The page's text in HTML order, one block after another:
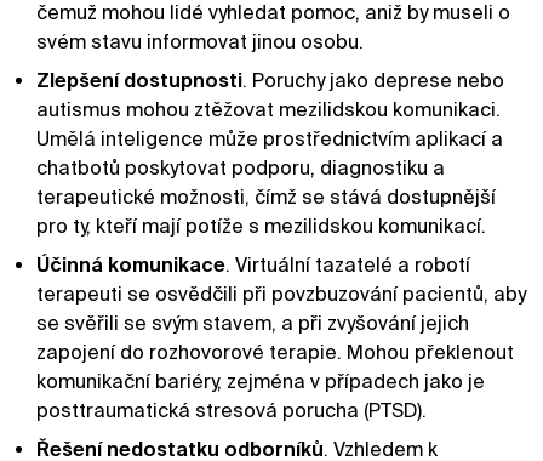
čemuž mohou lidé vyhledat pomoc, aniž by museli o
svém stavu informovat jinou osobu.
Zlepšení dostupnosti. Poruchy jako deprese nebo
autismus mohou ztěžovat mezilidskou komunikaci.
Umělá inteligence může prostřednictvím aplikací a
chatbotů poskytovat podporu, diagnostiku a
terapeutické možnosti, čímž se stává dostupnější
pro ty, kteří mají potíže s mezilidskou komunikací.
Účinná komunikace. Virtuální tazatelé a robotí
terapeuti se osvědčili při povzbuzování pacientů, aby
se svěřili se svým stavem, a při zvyšování jejich
zapojení do rozhovorové terapie. Mohou překlenout
komunikační bariéry, zejména v případech jako je
posttraumatická stresová porucha (PTSD).
Řešení nedostatku odborníků. Vzhledem k